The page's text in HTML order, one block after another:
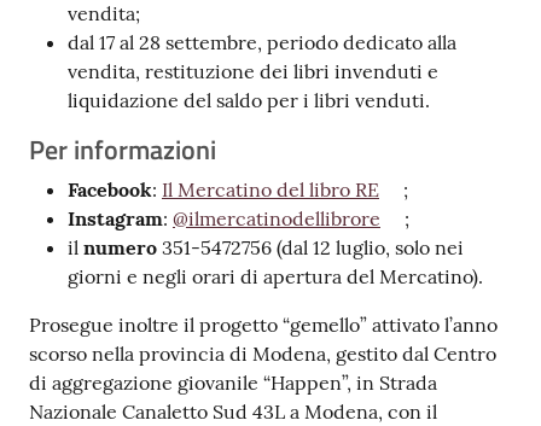
vendita;
dal 17 al 28 settembre, periodo dedicato alla
vendita, restituzione dei libri invenduti e
liquidazione del saldo per i libri venduti.
Per informazioni
Facebook: Il Mercatino del libro RE
;
Instagram: @ilmercatinodellibrore
;
il numero 351-5472756 (dal 12 luglio, solo nei
giorni e negli orari di apertura del Mercatino).
Prosegue inoltre il progetto “gemello” attivato l’anno
scorso nella provincia di Modena, gestito dal Centro
di aggregazione giovanile “Happen”, in Strada
Nazionale Canaletto Sud 43L a Modena, con il